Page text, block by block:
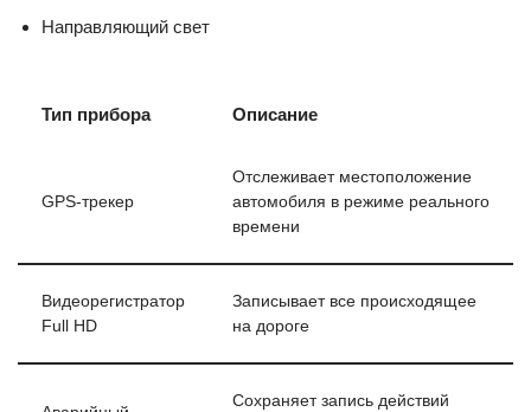
Направляющий свет
Тип прибора Описание
GPS-трекер
Отслеживает местоположение
автомобиля в режиме реального
времени
Видеорегистратор
Full HD
Записывает все происходящее
на дороге
Сохраняет запись действий